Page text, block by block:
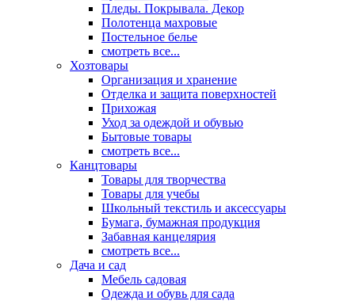
Пледы. Покрывала. Декор
Полотенца махровые
Постельное белье
смотреть все...
Хозтовары
Организация и хранение
Отделка и защита поверхностей
Прихожая
Уход за одеждой и обувью
Бытовые товары
смотреть все...
Канцтовары
Товары для творчества
Товары для учебы
Школьный текстиль и аксессуары
Бумага, бумажная продукция
Забавная канцелярия
смотреть все...
Дача и сад
Мебель садовая
Одежда и обувь для сада